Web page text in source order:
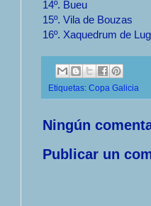
14º. Bueu
15º. Vila de Bouzas
16º. Xaquedrum de
Etiquetas: Copa Galicia
Ningún
Publicar un